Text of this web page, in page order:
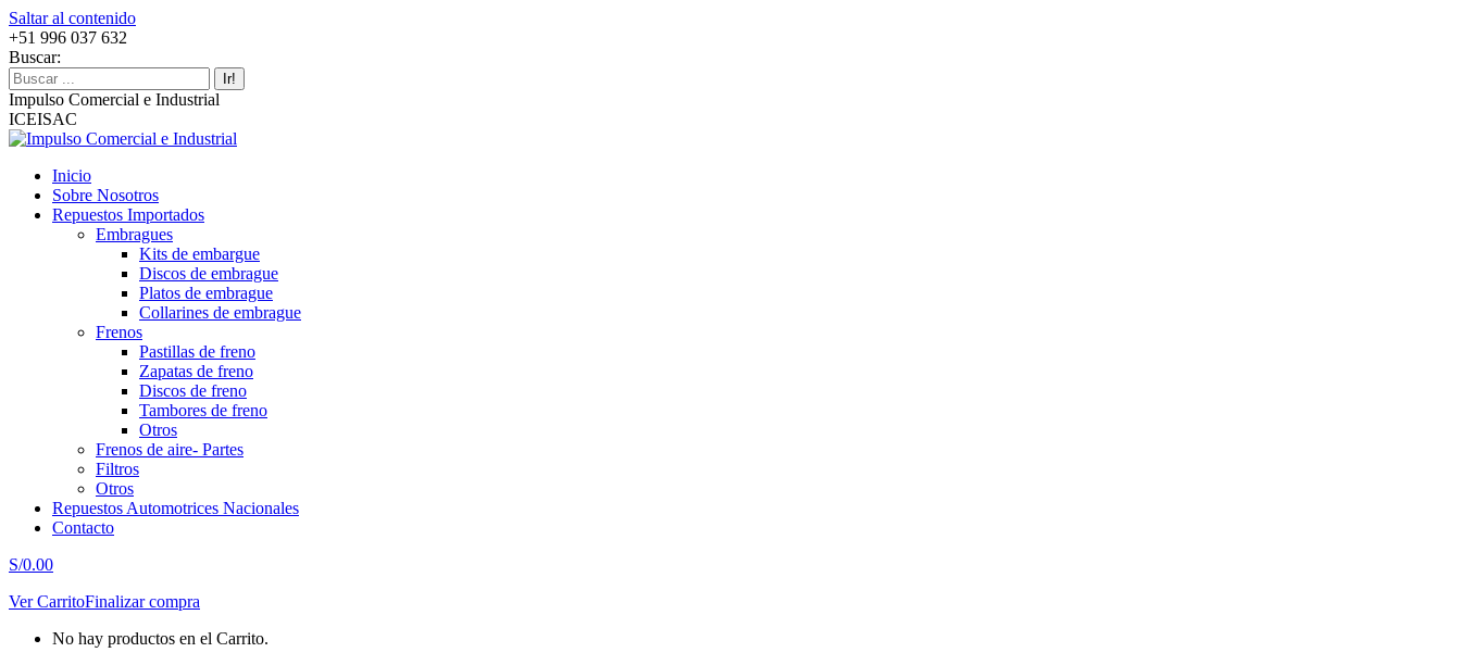
Saltar al contenido
+51 996 037 632
Buscar:
Impulso Comercial e Industrial
ICEISAC
Inicio
Sobre Nosotros
Repuestos Importados
Embragues
Kits de embargue
Discos de embrague
Platos de embrague
Collarines de embrague
Frenos
Pastillas de freno
Zapatas de freno
Discos de freno
Tambores de freno
Otros
Frenos de aire- Partes
Filtros
Otros
Repuestos Automotrices Nacionales
Contacto
S/0.00
Ver CarritoFinalizar compra
No hay productos en el Carrito.